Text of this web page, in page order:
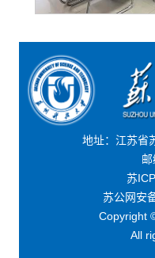
地址：江苏省
苏
苏公网安
Copyright
All